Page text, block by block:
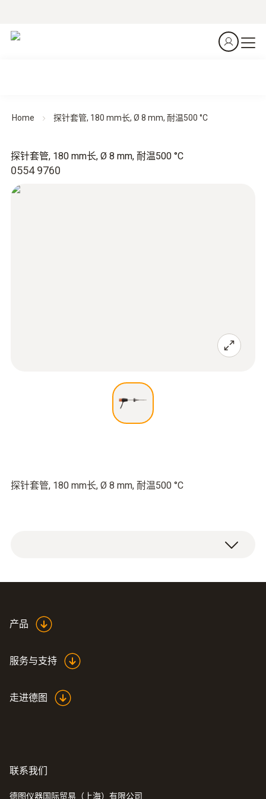
Home 探针套管, 180 mm长, Ø 8 mm, 耐温500 °C
0554 9760
探针套管, 180 mm长, Ø 8 mm, 耐温500 °C
探针套管, 180 mm长, Ø 8 mm, 耐温500 °C
产品
服务与支持
走进德图
联系我们
德图仪器国际贸易（上海）有限公司